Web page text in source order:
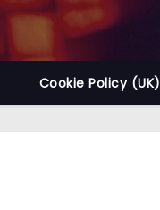
Cookie Policy (UK)